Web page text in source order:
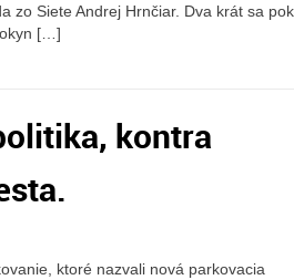
zo Siete Andrej Hrnčiar. Dva krát sa
[…]
kontra
ktoré nazvali nová parkovacia